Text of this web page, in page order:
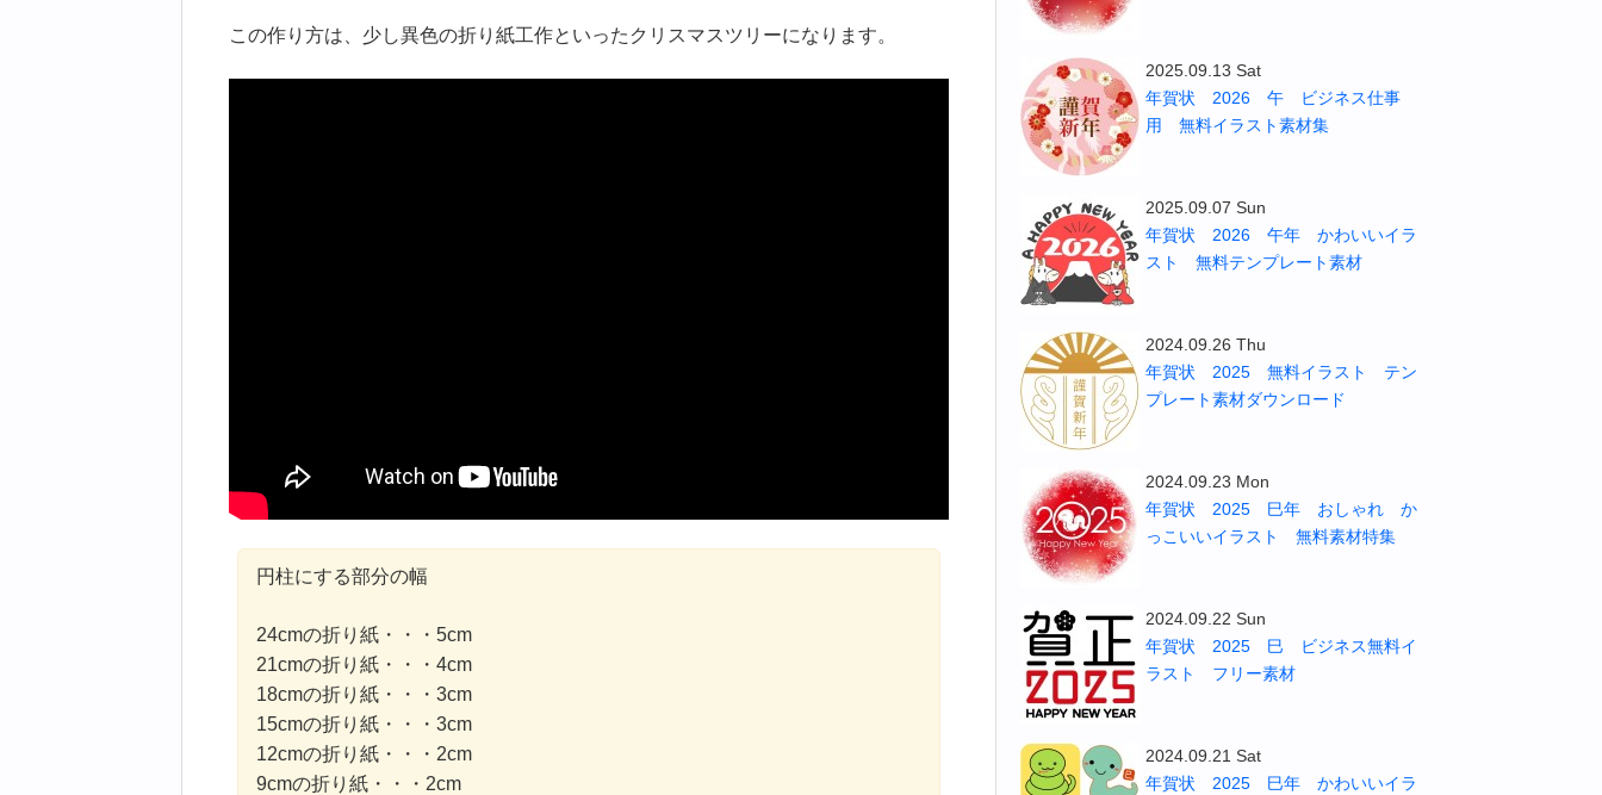
この作り方は、少し異色の折り紙工作といったクリスマスツリーになります。
円柱にする部分の幅
24cmの折り紙・・・5cm
21cmの折り紙・・・4cm
18cmの折り紙・・・3cm
15cmの折り紙・・・3cm
12cmの折り紙・・・2cm
9cmの折り紙・・・2cm
2025.09.13 Sat
年賀状 2026 午 ビジネス仕事
用 無料イラスト素材集
2025.09.07 Sun
年賀状 2026 午年 かわいいイラ
スト 無料テンプレート素材
2024.09.26 Thu
年賀状 2025 無料イラスト テン
プレート素材ダウンロード
2024.09.23 Mon
年賀状 2025 巳年 おしゃれ か
っこいいイラスト 無料素材特集
2024.09.22 Sun
年賀状 2025 巳 ビジネス無料イ
ラスト フリー素材
2024.09.21 Sat
年賀状 2025 巳年 かわいいイラ